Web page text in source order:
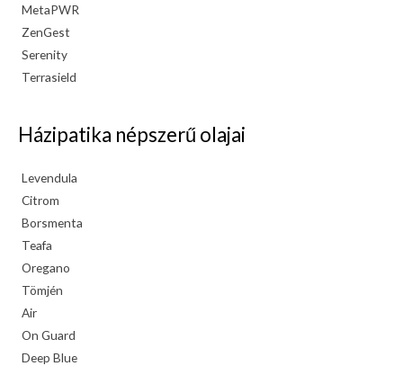
MetaPWR
ZenGest
Serenity
Terrasield
Házipatika népszerű olajai
Levendula
Citrom
Borsmenta
Teafa
Oregano
Tömjén
Air
On Guard
Deep Blue